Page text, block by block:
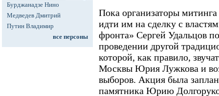
Бурджанадзе Нино
Медведев Дмитрий
Путин Владимир
все персоны
Пока организаторы
идти им на сделку с
фронта» Сергей Удальцов
проведении другой
которой, как правило,
Москвы Юрия Лужкова и
выборов. Акция была
памятника Юрию